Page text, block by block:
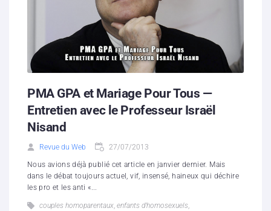
Hébergement solidaire
PMA GPA et Mariage Pour Tous —
Entretien avec le Professeur Israël
Nisand
Revue du Web 27/07/2013
Nous avions déjà publié cet article en janvier dernier. Mais
dans le débat toujours actuel, vif, insensé, haineux qui déchire
les pro et les anti «...
couples homoparentaux, enfants d’homosexuels,